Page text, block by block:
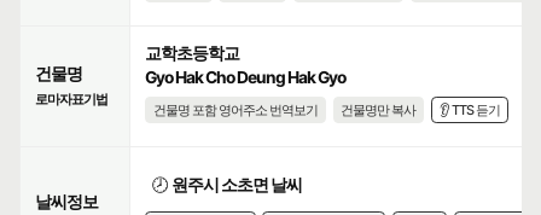
건물명
로마자표기법
교학초등학교
Gyo Hak Cho Deung Hak Gyo
건물명 포함 영어주소 번역보기 건물명만 복사 👂 TTS 듣기
날씨정보
🕗 원주시 소초면 날씨